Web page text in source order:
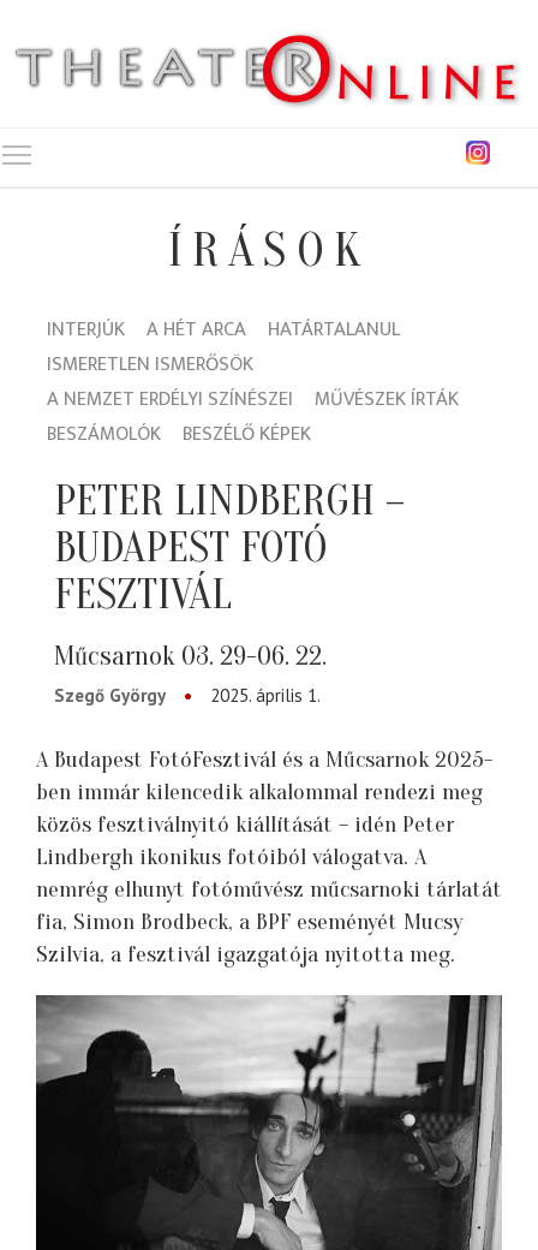
ÍRÁSOK
INTERJÚK A HÉT ARCA
HATÁRTALANUL
ISMERETLEN ISMERŐSÖK
A NEMZET ERDÉLYI SZÍNÉSZEI
MŰVÉSZEK ÍRTÁK
BESZÁMOLÓK
BESZÉLŐ KÉPEK
PETER LINDBERGH –
BUDAPEST FOTÓ
FESZTIVÁL
Műcsarnok 03. 29-06. 22.
Szegő György 2025. április 1.
A Budapest FotóFesztivál és a Műcsarnok 2025-
ben immár kilencedik alkalommal rendezi meg
közös fesztiválnyitó kiállítását – idén Peter
Lindbergh ikonikus fotóiból válogatva. A
nemrég elhunyt fotóművész műcsarnoki tárlatát
fia, Simon Brodbeck, a BPF eseményét Mucsy
Szilvia, a fesztivál igazgatója nyitotta meg.